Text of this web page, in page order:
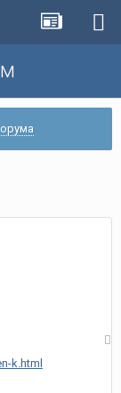
k.html